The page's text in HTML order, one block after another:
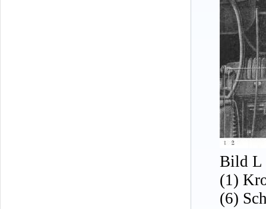
Bild L
(1)
(6)